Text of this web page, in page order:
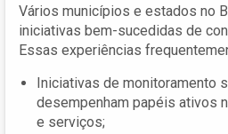
Vários municípios e estados no
iniciativas bem-sucedidas de
Essas experiências
Iniciativas de monitoramento
desempenham papéis ativos
e serviços;